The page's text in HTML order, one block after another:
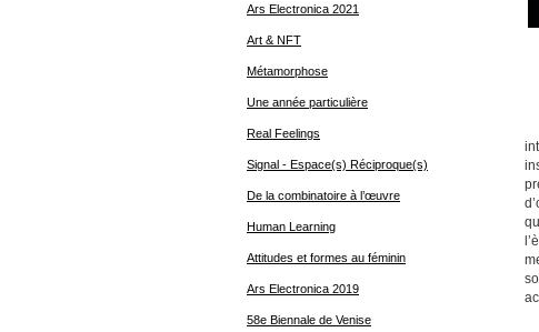
Ars Electronica 2021
Art & NFT
Métamorphose
Une année particulière
Real Feelings
Signal - Espace(s) Réciproque(s)
De la combinatoire à l’œuvre
Human Learning
Attitudes et formes au féminin
Ars Electronica 2019
58e Biennale de Venise